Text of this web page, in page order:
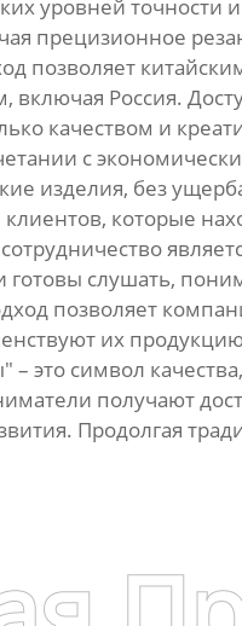
уровней точности
прецизионное
позволяет
Россия.
качеством и
с
изделия, без
которые
слушать,
позволяет
их
это символ
получают
Продолгая